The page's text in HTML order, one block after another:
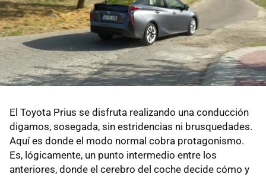
El Toyota Prius se disfruta realizando una conducción
digamos, sosegada, sin estridencias ni brusquedades.
Aquí es donde el modo normal cobra protagonismo.
Es, lógicamente, un punto intermedio entre los
anteriores, donde el cerebro del coche decide cómo y